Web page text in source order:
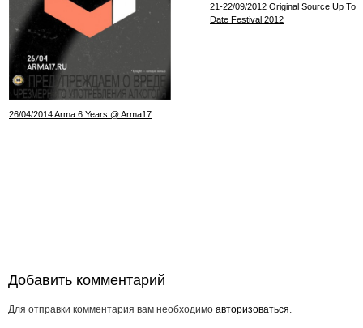
26/04/2014 Arma 6 Years @ Arma17
21-22/09/2012 Original Source Up To
Date Festival 2012
Добавить комментарий
Для отправки комментария вам необходимо авторизоваться